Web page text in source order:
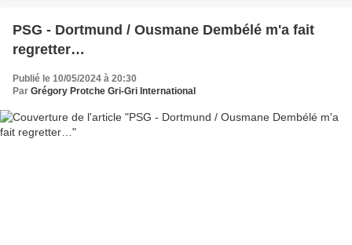
PSG - Dortmund / Ousmane Dembélé m'a fait
regretter…
Publié le 10/05/2024 à 20:30
Par Grégory Protche Gri-Gri International